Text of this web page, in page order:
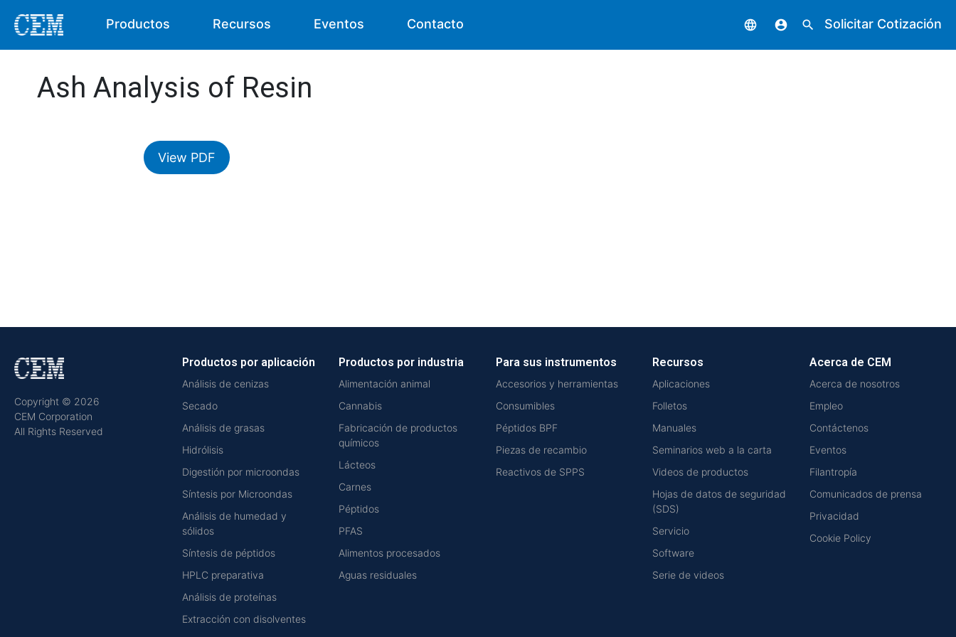
Productos Recursos Eventos Contacto language account_circle search Solicitar Cotización
Ash Analysis of Resin
View PDF
Copyright © 2026
CEM Corporation
All Rights Reserved
Productos por aplicación
Análisis de cenizas
Secado
Análisis de grasas
Hidrólisis
Digestión por microondas
Síntesis por Microondas
Análisis de humedad y
sólidos
Síntesis de péptidos
HPLC preparativa
Análisis de proteínas
Extracción con disolventes
Productos por industria
Alimentación animal
Cannabis
Fabricación de productos
químicos
Lácteos
Carnes
Péptidos
PFAS
Alimentos procesados
Aguas residuales
Para sus instrumentos
Accesorios y herramientas
Consumibles
Péptidos BPF
Piezas de recambio
Reactivos de SPPS
Recursos
Aplicaciones
Folletos
Manuales
Seminarios web a la carta
Videos de productos
Hojas de datos de seguridad
(SDS)
Servicio
Software
Serie de videos
Acerca de CEM
Acerca de nosotros
Empleo
Contáctenos
Eventos
Filantropía
Comunicados de prensa
Privacidad
Cookie Policy